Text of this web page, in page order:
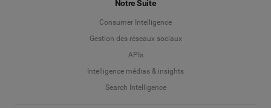
Gestion des réseaux sociaux
Social Listening & Insights consommateurs
Marketing d'influence
Notre Suite
Consumer Intelligence
Gestion des réseaux sociaux
APIs
Intelligence médias & insights
Search Intelligence